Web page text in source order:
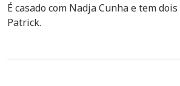
É casado com Nadja Cunha e tem
Patrick.